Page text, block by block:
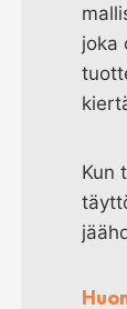
joka
Kun